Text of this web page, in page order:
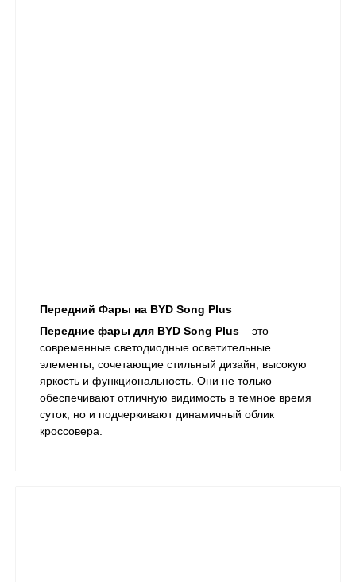
Передний Фары на BYD Song Plus
Передние фары для BYD Song Plus – это
современные светодиодные осветительные
элементы, сочетающие стильный дизайн, высокую
яркость и функциональность. Они не только
обеспечивают отличную видимость в темное время
суток, но и подчеркивают динамичный облик
кроссовера.